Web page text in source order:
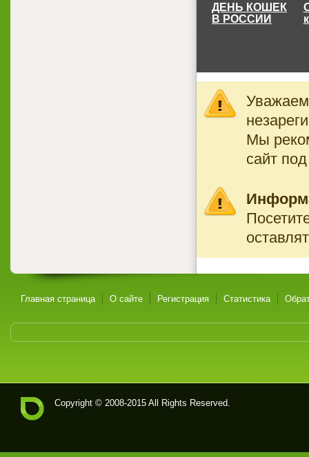
ДЕНЬ КОШЕК
В РОССИИ
Мы
сайт
Главная страница О сайте Регистрация Статистика
Copyright © 2008-2015 All Rights Reserved.